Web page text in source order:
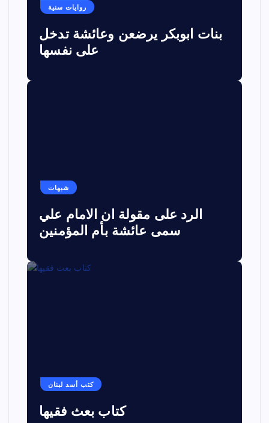
روايات سنية
بنات ابوبكر يرضعن وعائشة تدخل
على نفسها
شبهات
الرد على مقولة ان الامام علي
سمى عائشة بأم المؤمنين
كتب أسد لبنان
كتاب بعث فقيها